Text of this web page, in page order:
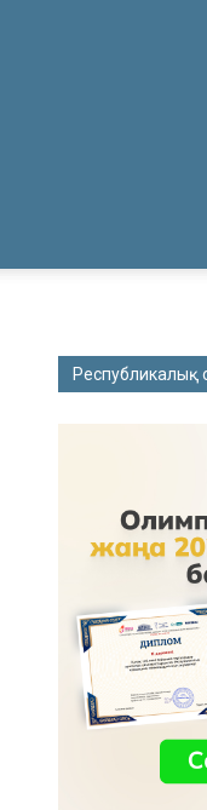
Республикалық